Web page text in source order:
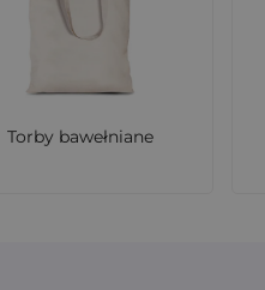
Torby bawełniane